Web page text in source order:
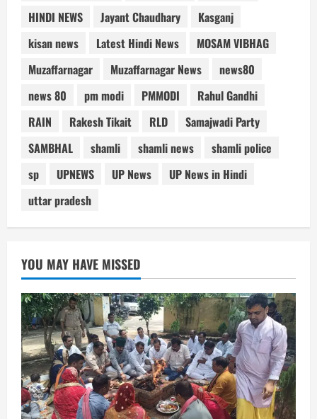
HINDI NEWS
Jayant Chaudhary
Kasganj
kisan news
Latest Hindi News
MOSAM VIBHAG
Muzaffarnagar
Muzaffarnagar News
news80
news 80
pm modi PMMODI
Rahul Gandhi
RAIN
Rakesh Tikait RLD
Samajwadi Party
SAMBHAL
shamli shamli news
shamli police
sp
UPNEWS UP News
UP News in Hindi
uttar pradesh
YOU MAY HAVE MISSED